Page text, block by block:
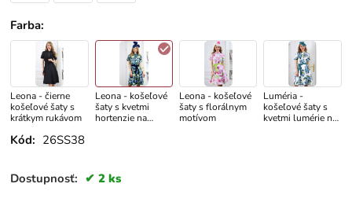
Farba:
Leona - čierne
košeľové šaty s
krátkym rukávom
Leona - košeľové
šaty s kvetmi
hortenzie na
Leona - košeľové
šaty s florálnym
motívom
Luméria -
košeľové šaty s
kvetmi lumérie na
Kód: 26SS38
Dostupnosť: 2 ks